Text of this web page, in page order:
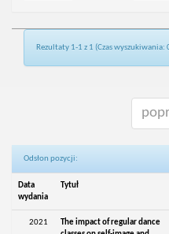
Rezultaty 1-1 z 1 (Czas wyszukiwania:
Odsłon pozycji:
Data
wydania
Tytuł
2021
The impact of regular dance